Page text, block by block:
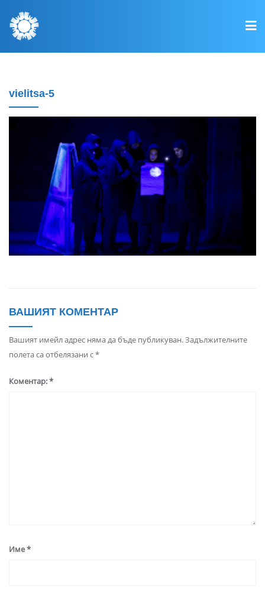
vielitsa-5
ВАШИЯТ КОМЕНТАР
Вашият имейл адрес няма да бъде публикуван.Задължителните
полета са отбелязани с*
Коментар:*
Име*